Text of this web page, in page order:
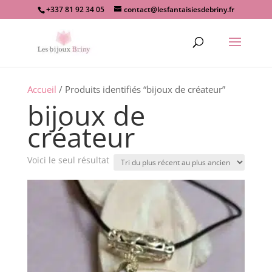
+337 81 92 34 05 contact@lesfantaisiesdebriny.fr
Accueil / Produits identifiés “bijoux de créateur”
bijoux de
créateur
Voici le seul résultat